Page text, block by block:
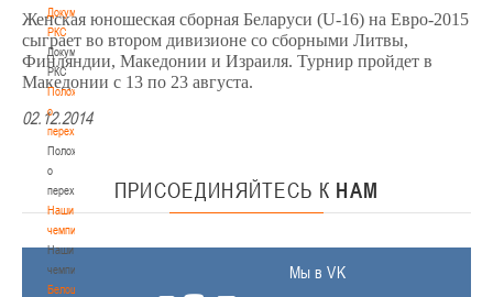
Документы
РКС
Документы
РКС
Положение
о
переходах
Положение
о
переходах
Наши
чемпионы
Наши
чемпионы
Белошапко
Женская юношеская сборная Беларуси (U-16) на Евро-2015
сыграет во втором дивизионе со сборными Литвы,
Финляндии, Македонии и Израиля. Турнир пройдет в
Македонии с 13 по 23 августа.
02.12.2014
ПРИСОЕДИНЯЙТЕСЬ К НАМ
Мы в VK